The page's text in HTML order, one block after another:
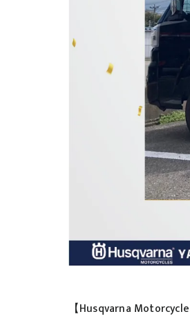
【Husqvarna